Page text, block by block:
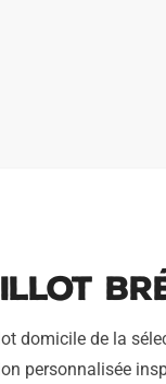
domicile de la
personnalisée